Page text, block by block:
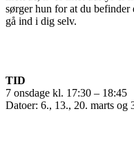
sørger hun for at du
gå ind i dig selv.
TID
7 onsdage kl. 17:30 – 18:45
Datoer: 6., 13., 20. marts og